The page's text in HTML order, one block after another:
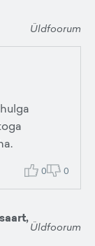
Üldfoorum
0 0
Üldfoorum